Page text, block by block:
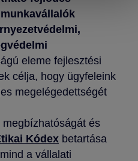
eleme fejlesztési
célja, hogy ügyfeleink
megelégedettségét
és
Kódex betartása
a vállalati